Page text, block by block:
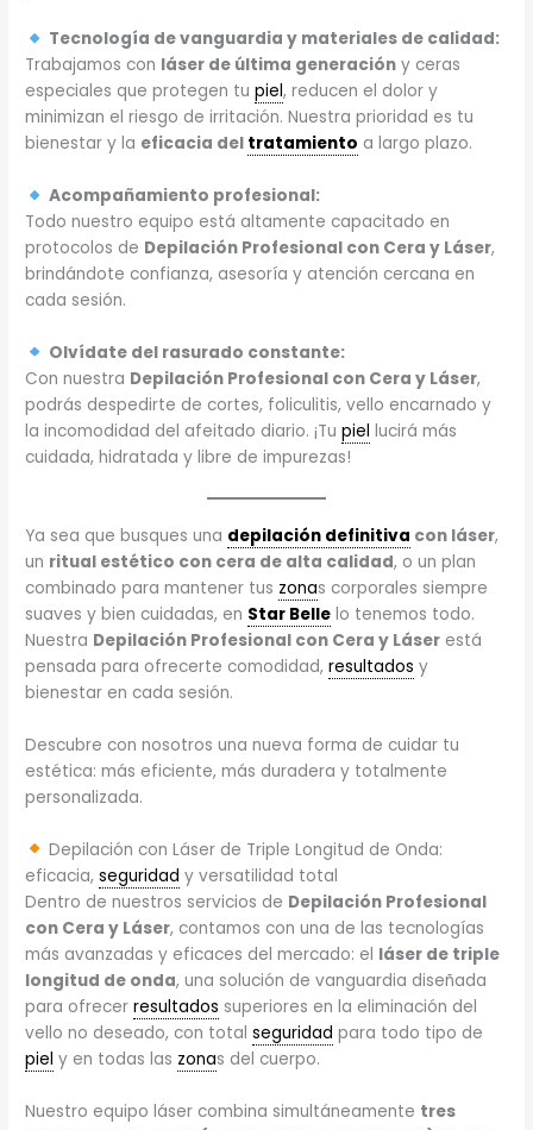
Tecnología de vanguardia y materiales de calidad:
Trabajamos con láser de última generación y ceras
especiales que protegen tupiel, reducen el dolor y
minimizan el riesgo de irritación. Nuestra prioridad es tu
bienestar y la eficacia del tratamiento a largo plazo.
Acompañamiento profesional:
Todo nuestro equipo está altamente capacitado en
protocolos de Depilación Profesional con Cera y Láser,
brindándote confianza, asesoría y atención cercana en
cada sesión.
Olvídate del rasurado constante:
Con nuestra Depilación Profesional con Cera y Láser,
podrás despedirte de cortes, foliculitis, vello encarnado y
la incomodidad del afeitado diario. ¡Tupiel lucirá más
cuidada, hidratada y libre de impurezas!
Ya sea que busques una depilación definitiva con láser,
un ritual estético con cera de alta calidad, o un plan
combinado para mantener tus zonas corporales siempre
suaves y bien cuidadas, en Star Belle lo tenemos todo.
Nuestra Depilación Profesional con Cera y Láser está
pensada para ofrecerte comodidad,resultados y
bienestar en cada sesión.
Descubre con nosotros una nueva forma de cuidar tu
estética: más eficiente, más duradera y totalmente
personalizada.
Depilación con Láser de Triple Longitud de Onda:
eficacia,seguridad y versatilidad total
Dentro de nuestros servicios de Depilación Profesional
con Cera y Láser, contamos con una de las tecnologías
más avanzadas y eficaces del mercado: el láser de triple
longitud de onda, una solución de vanguardia diseñada
para ofrecerresultados superiores en la eliminación del
vello no deseado, con totalseguridad para todo tipo de
piel y en todas las zonas del cuerpo.
Nuestro equipo láser combina simultáneamente tres